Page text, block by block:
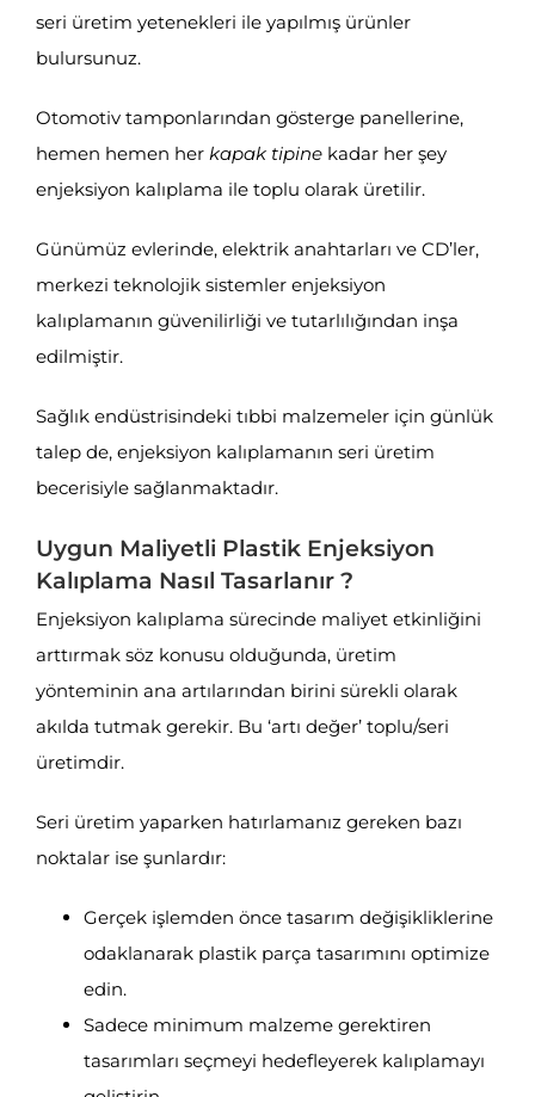
seri üretim yetenekleri ile yapılmış ürünler
bulursunuz.
Otomotiv tamponlarından gösterge panellerine,
hemen hemen her kapak tipinekadar her şey
enjeksiyon kalıplama ile toplu olarak üretilir.
Günümüz evlerinde, elektrik anahtarları ve CD’ler,
merkezi teknolojik sistemler enjeksiyon
kalıplamanın güvenilirliği ve tutarlılığından inşa
edilmiştir.
Sağlık endüstrisindeki tıbbi malzemeler için günlük
talep de, enjeksiyon kalıplamanın seri üretim
becerisiyle sağlanmaktadır.
Uygun Maliyetli Plastik Enjeksiyon
Kalıplama Nasıl Tasarlanır ?
Enjeksiyon kalıplama sürecinde maliyet etkinliğini
arttırmak söz konusu olduğunda, üretim
yönteminin ana artılarından birini sürekli olarak
akılda tutmak gerekir. Bu ‘artı değer’ toplu/seri
üretimdir.
Seri üretim yaparken hatırlamanız gereken bazı
noktalar ise şunlardır:
Gerçek işlemden önce tasarım değişikliklerine
odaklanarak plastik parça tasarımını optimize
edin.
Sadece minimum malzeme gerektiren
tasarımları seçmeyi hedefleyerek kalıplamayı